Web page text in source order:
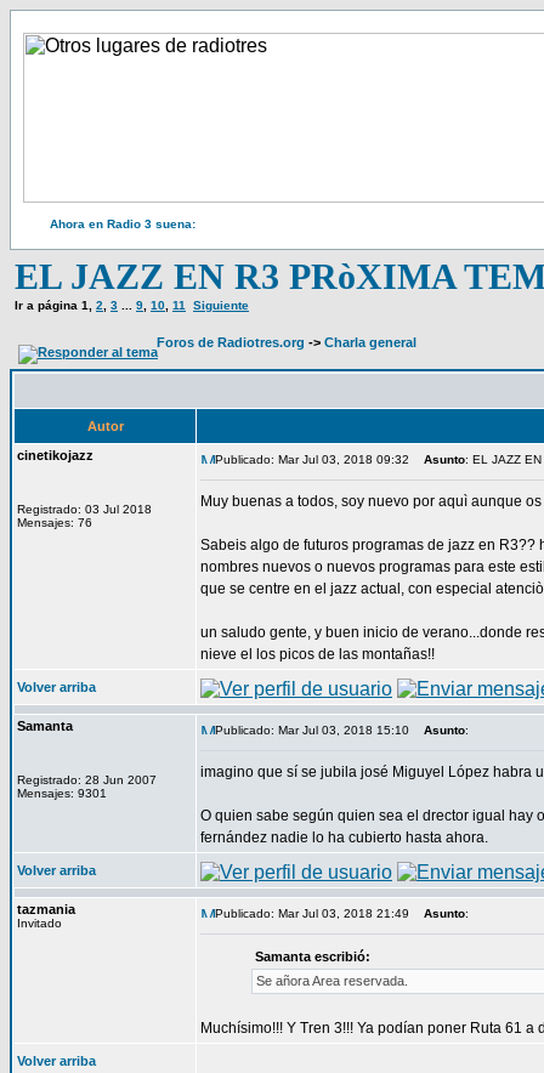
Ahora en Radio 3 suena:
EL JAZZ EN R3 PRòXIMA
Ir a página 1 2 3 9 10 11 Siguiente
Foros de Radiotres.org -> Charla general
Autor
cinetikojazz
Registrado: 03 Jul 2018
Mensajes: 76
Publicado: Mar Jul 03, 2018 09:32 Asunto: EL JAZZ
Muy buenas a todos, soy nuevo por aquì aunque
Sabeis algo de futuros programas de jazz en
nombres nuevos o nuevos programas para este
que se centre en el jazz actual, con especial
un saludo gente, y buen inicio de verano...donde
nieve el los picos de las montañas!!
Volver arriba
Samanta
Registrado: 28 Jun 2007
Mensajes: 9301
Publicado: Mar Jul 03, 2018 15:10 Asunto:
imagino que sí se jubila josé Miguyel López habra
O quien sabe según quien sea el drector igual hay
fernández nadie lo ha cubierto hasta ahora.
Volver arriba
tazmania
Invitado
Publicado: Mar Jul 03, 2018 21:49 Asunto:
Samanta escribió:
Se añora Area reservada.
Muchísimo!!! Y Tren 3!!! Ya podían poner Ruta 61 a
Volver arriba